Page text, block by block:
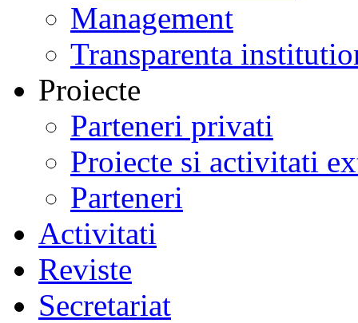
Management
Transparenta
Proiecte
Parteneri privati
Proiecte si activitati
Parteneri
Activitati
Reviste
Secretariat